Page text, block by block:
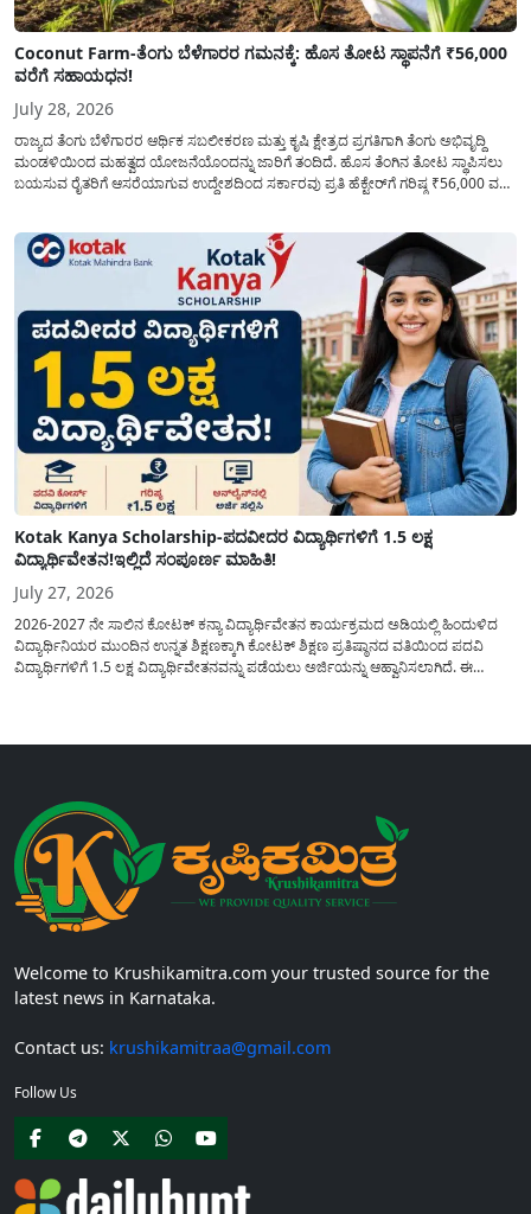
Coconut Farm-ತೆಂಗು ಬೆಳೆಗಾರರ ಗಮನಕ್ಕೆ: ಹೊಸ ತೋಟ ಸ್ಥಾಪನೆಗೆ ₹56,000
ವರೆಗೆ ಸಹಾಯಧನ!
July 28, 2026
ರಾಜ್ಯದ ತೆಂಗು ಬೆಳೆಗಾರರ ಆರ್ಥಿಕ ಸಬಲೀಕರಣ ಮತ್ತು ಕೃಷಿ ಕ್ಷೇತ್ರದ ಪ್ರಗತಿಗಾಗಿ ತೆಂಗು ಅಭಿವೃದ್ದಿ
ಮಂಡಳಿಯಿಂದ ಮಹತ್ವದ ಯೋಜನೆಯೊಂದನ್ನು ಜಾರಿಗೆ ತಂದಿದೆ. ಹೊಸ ತೆಂಗಿನ ತೋಟ ಸ್ಥಾಪಿಸಲು
ಬಯಸುವ ರೈತರಿಗೆ ಆಸರೆಯಾಗುವ ಉದ್ದೇಶದಿಂದ ಸರ್ಕಾರವು ಪ್ರತಿ ಹೆಕ್ಟೇರ್‌ಗೆ ಗರಿಷ್ಠ ₹56,000 ವರೆಗೆ
Kotak Kanya Scholarship-ಪದವೀದರ ವಿದ್ಯಾರ್ಥಿಗಳಿಗೆ 1.5 ಲಕ್ಷ
ವಿದ್ಯಾರ್ಥಿವೇತನ!ಇಲ್ಲಿದೆ ಸಂಪೂರ್ಣ ಮಾಹಿತಿ!
July 27, 2026
2026-2027 ನೇ ಸಾಲಿನ ಕೋಟಕ್ ಕನ್ಯಾ ವಿದ್ಯಾರ್ಥಿವೇತನ ಕಾರ್ಯಕ್ರಮದ ಅಡಿಯಲ್ಲಿ ಹಿಂದುಳಿದ
ವಿದ್ಯಾರ್ಥಿನಿಯರ ಮುಂದಿನ ಉನ್ನತ ಶಿಕ್ಷಣಕ್ಕಾಗಿ ಕೋಟಕ್ ಶಿಕ್ಷಣ ಪ್ರತಿಷ್ಠಾನದ ವತಿಯಿಂದ ಪದವಿ
ವಿದ್ಯಾರ್ಥಿಗಳಿಗೆ 1.5 ಲಕ್ಷ ವಿದ್ಯಾರ್ಥಿವೇತನವನ್ನು ಪಡೆಯಲು ಅರ್ಜಿಯನ್ನು ಆಹ್ವಾನಿಸಲಾಗಿದೆ. ಈ
Welcome to Krushikamitra.com your trusted source for the
latest news in Karnataka.
Contact us: krushikamitraa@gmail.com
Follow Us